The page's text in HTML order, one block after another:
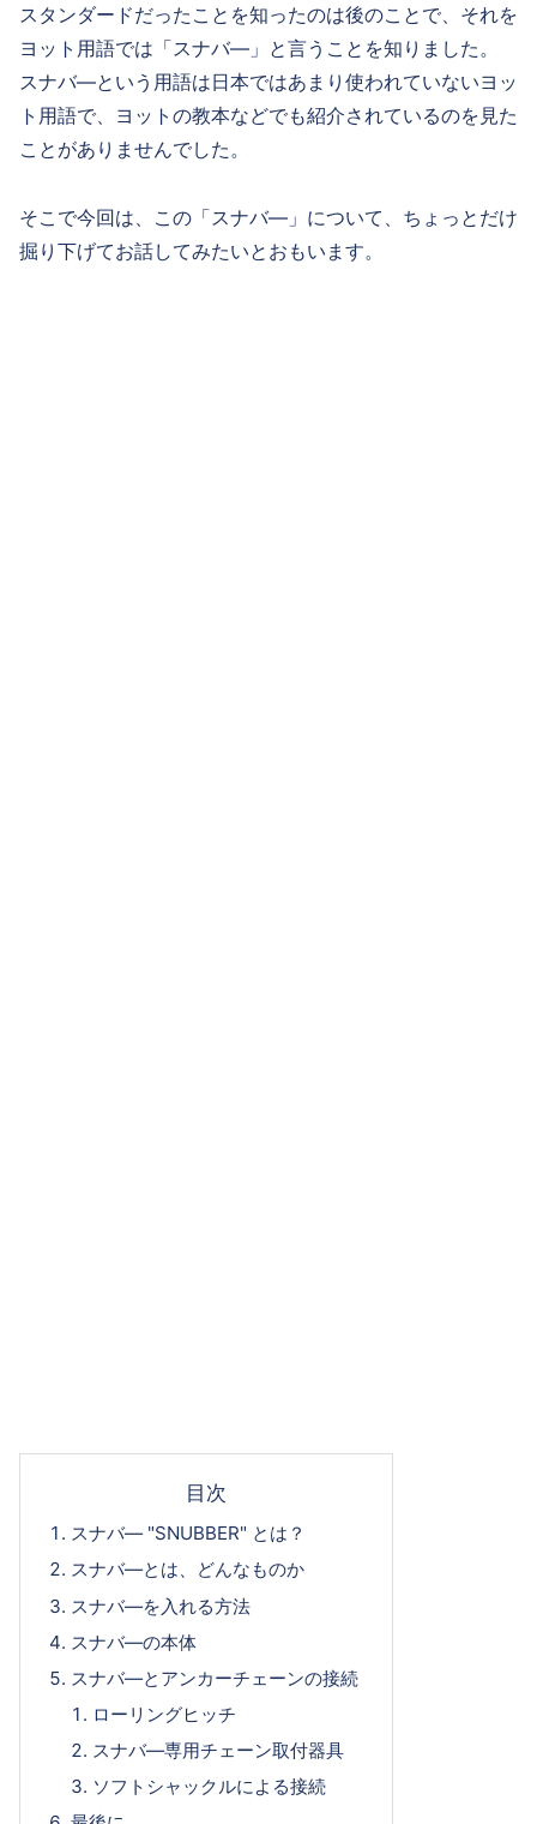
スタンダードだったことを知ったのは後のことで、それを
ヨット用語では「スナバ―」と言うことを知りました。
スナバ―という用語は日本ではあまり使われていないヨッ
ト用語で、ヨットの教本などでも紹介されているのを見た
ことがありませんでした。
そこで今回は、この「スナバ―」について、ちょっとだけ
掘り下げてお話してみたいとおもいます。
目次
スナバ― "SNUBBER" とは？
スナバ―とは、どんなものか
スナバ―を入れる方法
スナバ―の本体
スナバ―とアンカーチェーンの接続
ローリングヒッチ
スナバ―専用チェーン取付器具
ソフトシャックルによる接続